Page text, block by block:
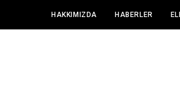
HAKKIMIZDA HABERLER